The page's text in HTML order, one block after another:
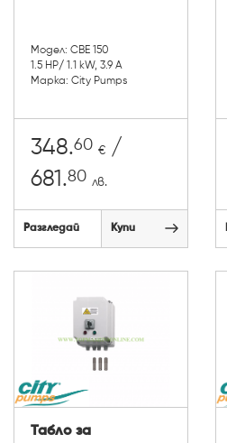
Модел: CBE 150
1.5 HP/ 1.1 kW, 3.9 A
Марка: City Pumps
348.60 € /
681.80 лв.
Разгледай Купи
Табло за